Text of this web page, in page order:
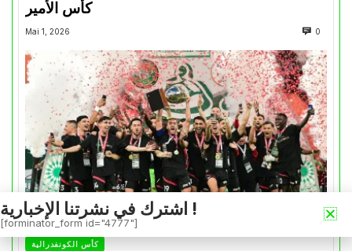
كأس الأمير
Mai 1, 2026 0
كأس الكونفدرالية
اشترك في نشرتنا الإخبارية !
[forminator_form id="4777"]